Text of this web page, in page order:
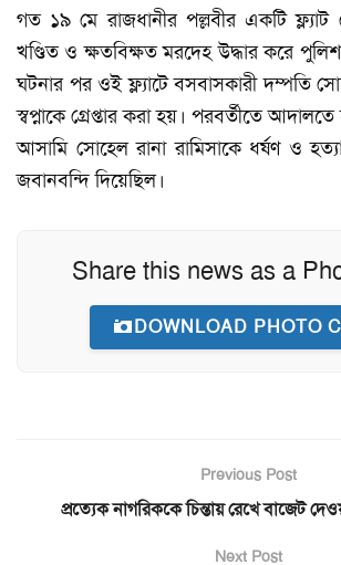
গত ১৯ মে রাজধানীর পল্লবীর একটি ফ্ল্যাট
খণ্ডিত ও ক্ষতবিক্ষত মরদেহ উদ্ধার করে
ঘটনার পর ওই ফ্ল্যাটে বসবাসকারী দম্পতি
স্বপ্নাকে গ্রেপ্তার করা হয়। পরবর্তীতে
আসামি সোহেল রানা রামিসাকে ধর্ষণ ও
জবানবন্দি দিয়েছিল।
Share this news as a
DOWNLOAD PHOTO
Previous Post
প্রত্যেক নাগরিককে চিন্তায় রেখে বাজেট
Next Post